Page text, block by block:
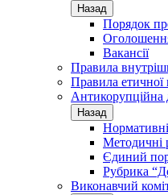
Назад
Порядок
Вакансії
Правила
Правила етичної
Антикорупційна
Назад
Методичні
Єдиний
Рубрика
Виконавчий